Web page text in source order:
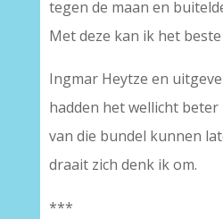
tegen de maan en
Met deze kan ik het beste
Ingmar Heytze en
hadden het wellicht
van die bundel kunnen
draait zich denk ik om.
***